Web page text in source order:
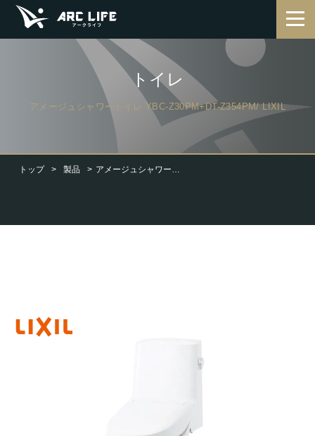
トップ 製品 アメージュシャワートイレ YBC-Z30PM+DT-Z354PM
トイレ
アメージュシャワートイレ YBC-Z30PM+DT-Z354PM/ LIXIL